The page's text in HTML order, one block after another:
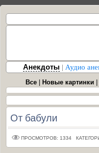
Анекдоты | Аудио
Все Новые картинки
От бабули
ПРОСМОТРОВ: 1334